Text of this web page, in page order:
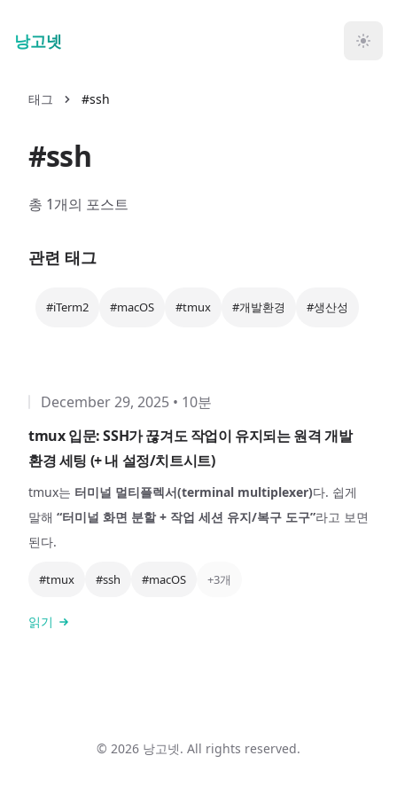
낭고넷
태그 #ssh
#ssh
총 1개의 포스트
관련 태그
#iTerm2 #macOS #tmux #개발환경 #생산성
December 29, 2025 • 10분
tmux 입문: SSH가 끊겨도 작업이 유지되는 원격 개발
환경 세팅 (+ 내 설정/치트시트)
tmux는 터미널 멀티플렉서(terminal multiplexer)다. 쉽게
말해 “터미널 화면 분할 + 작업 세션 유지/복구 도구”라고 보면
된다.
#tmux #ssh #macOS +3개
읽기
© 2026 낭고넷. All rights reserved.